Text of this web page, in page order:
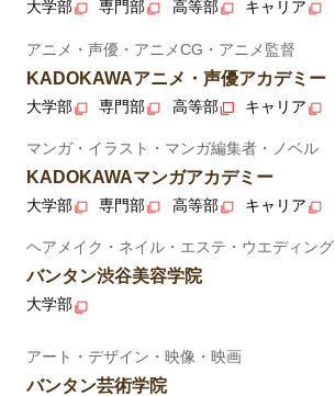
大学部 専門部 高等部 キャリア
アニメ・声優・アニメCG・アニメ監督
KADOKAWAアニメ・声優アカデミー
大学部 専門部 高等部 キャリア
マンガ・イラスト・マンガ編集者・ノベル
KADOKAWAマンガアカデミー
大学部 専門部 高等部 キャリア
ヘアメイク・ネイル・エステ・ウエディング
バンタン渋谷美容学院
大学部
アート・デザイン・映像・映画
バンタン芸術学院